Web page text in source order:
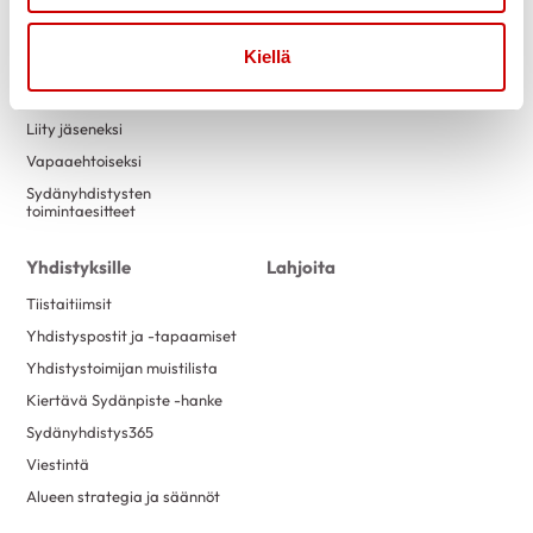
Kiellä
Tapahtumakalenteri
mittaustoiminta
Liity jäseneksi
Vapaaehtoiseksi
Sydänyhdistysten
toimintaesitteet
Laskutustiedot
Yritysyhteistyö
Yhdistyksille
Tiistaitiimsit
Yhdistyspostit ja -tapaamiset
Yhdistystoimijan muistilista
Kiertävä Sydänpiste -hanke
Sydänyhdistys365
Viestintä
Alueen strategia ja säännöt
Lahjoita